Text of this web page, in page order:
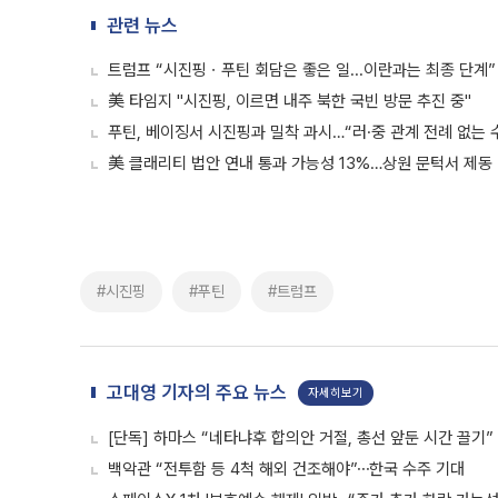
관련 뉴스
트럼프 “시진핑ㆍ푸틴 회담은 좋은 일...이란과는 최종 단계”
美 타임지 "시진핑, 이르면 내주 북한 국빈 방문 추진 중"
푸틴, 베이징서 시진핑과 밀착 과시…“러·중 관계 전례 없는
美 클래리티 법안 연내 통과 가능성 13%…상원 문턱서 제동
#시진핑 #푸틴 #트럼프
고대영 기자의 주요 뉴스 자세히보기
[단독] 하마스 “네타냐후 합의안 거절, 총선 앞둔 시간 끌기”
백악관 “전투함 등 4척 해외 건조해야”⋯한국 수주 기대